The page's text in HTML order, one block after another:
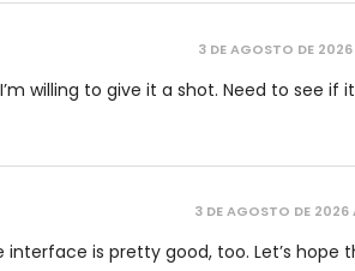
3 DE AGOSTO DE 2026
willing to give it a shot. Need to see if
3 DE AGOSTO DE 2026
interface is pretty good, too. Let’s hope